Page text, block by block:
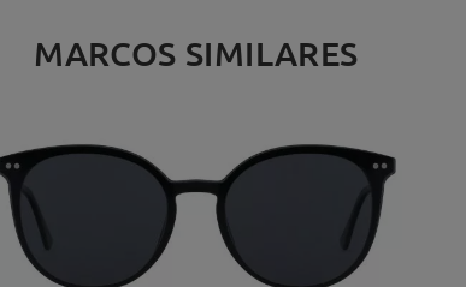
MARCOS SIMILARES